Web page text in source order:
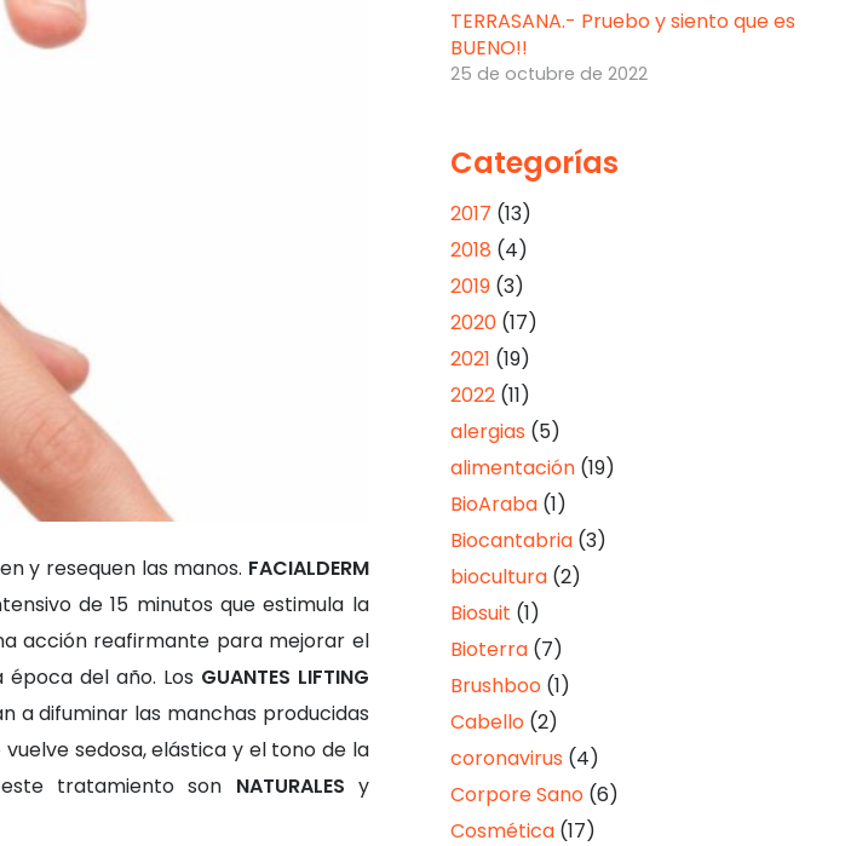
y resequen las manos. FACIALDERM
de 15 minutos que estimula la
acción reafirmante para mejorar el
del año. Los GUANTES LIFTING
a difuminar las manchas producidas
sedosa, elástica y el tono de la
tratamiento son NATURALES y
TERRASANA.- Pruebo y siento que es
BUENO!!
25 de octubre de 2022
Categorías
2017 (13)
2018 (4)
2019(3)
2020(17)
2021 (19)
2022(11)
alergias (5)
alimentación(19)
BioAraba(1)
Biocantabria(3)
biocultura(2)
Biosuit (1)
Bioterra(7)
Brushboo(1)
Cabello(2)
coronavirus (4)
Corpore Sano(6)
Cosmética(17)